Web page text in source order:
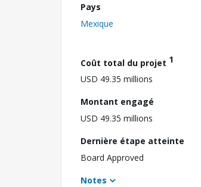
Pays
Mexique
Coût total du projet 1
USD 49.35 millions
Montant engagé
USD 49.35 millions
Dernière étape atteinte
Board Approved
Notes